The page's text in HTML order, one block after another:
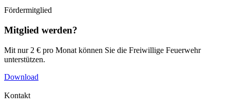
Fördermitglied
Mitglied werden?
Mit nur 2 € pro Monat können Sie die Freiwillige Feuerwehr
unterstützen.
Download
Kontakt